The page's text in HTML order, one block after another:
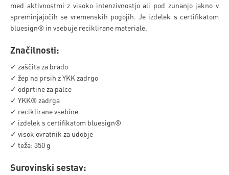
med aktivnostmi z visoko intenzivnostjo ali pod zunanjo jakno v
spreminjajočih se vremenskih pogojih. Je izdelek s certifikatom
bluesign® in vsebuje reciklirane materiale.
Značilnosti:
✓ zaščita za brado
✓ žep na prsih z YKK zadrgo
✓ odprtine za palce
✓ YKK® zadrga
✓ reciklirane vsebine
✓ izdelek s certifikatom bluesign®
✓ visok ovratnik za udobje
✓ teža: 350 g
Surovinski sestav: